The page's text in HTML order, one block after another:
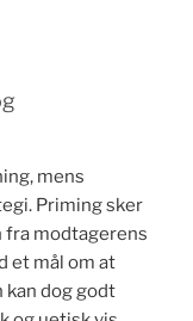
mens
Priming sker
fra modtagerens
et mål om at
kan dog godt